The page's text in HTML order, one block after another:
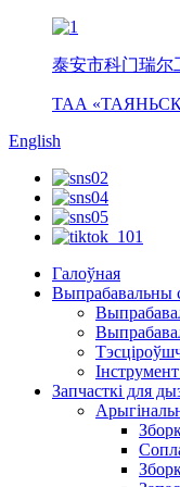
泰安市科门瑞尔
ТАА
English
Галоўная
Выпрабавальны
Запчасткі для